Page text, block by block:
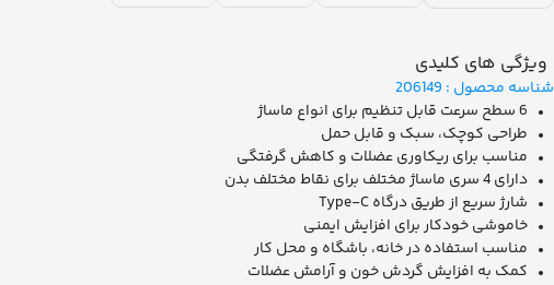
ویژگی های کلیدی
شناسه محصول : 206149
6 سطح سرعت قابل تنظیم برای انواع ماساژ
طراحی کوچک، سبک و قابل حمل
مناسب برای ریکاوری عضلات و کاهش گرفتگی
دارای 4 سری ماساژ مختلف برای نقاط مختلف بدن
شارژ سریع از طریق درگاه Type-C
خاموشی خودکار برای افزایش ایمنی
مناسب استفاده در خانه، باشگاه و محل کار
کمک به افزایش گردش خون و آرامش عضلات